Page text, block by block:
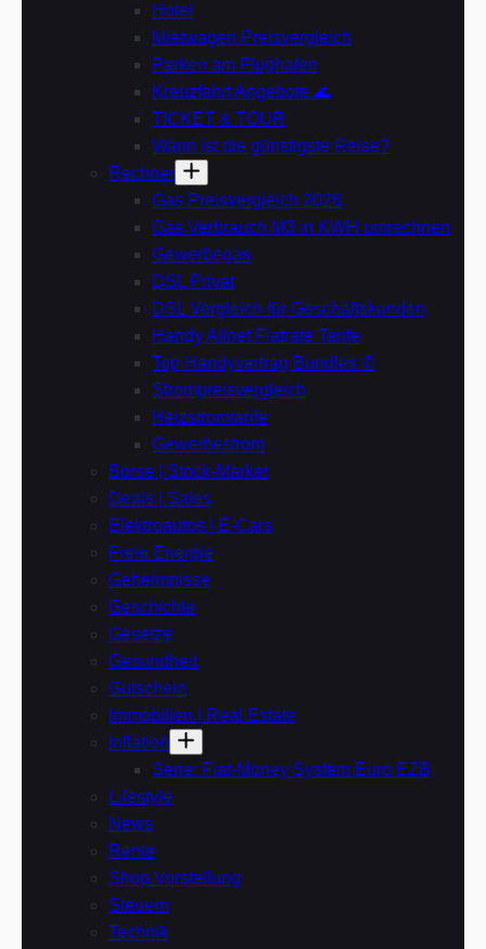
Hotel
Mietwagen Preisvergleich
Parken am Flughafen
Kreuzfahrt Angebote 🌊
TICKET & TOUR
Wann ist die günstigste Reise?
Rechner
Gas Preisvergleich 2026
Gas Verbrauch M3 in KWH umrechnen
Gewerbegas
DSL Privat
DSL Vergleich für Geschäftskunden
Handy Allnet Flatrate Tarife
Top Handyvertrag Bundles ✆
Strompreisvergleich
Heizstromtarife
Gewerbestrom
Börse | Stock-Market
Deals | Sales
Elektroautos | E-Cars
Freie Energie
Geheimnisse
Geschichte
Gesetze
Gesundheit
Gutschein
Immobilien | Real Estate
Inflation
Serie: Fiat-Money System Euro EZB
Lifestyle
News
Rente
Shop Vorstellung
Steuern
Technik